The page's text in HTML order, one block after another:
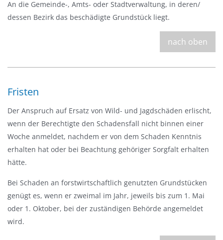
An die Gemeinde-, Amts- oder Stadtverwaltung, in deren/
dessen Bezirk das beschädigte Grundstück liegt.
nach oben
Fristen
Der Anspruch auf Ersatz von Wild- und Jagdschäden erlischt,
wenn der Berechtigte den Schadensfall nicht binnen einer
Woche anmeldet, nachdem er von dem Schaden Kenntnis
erhalten hat oder bei Beachtung gehöriger Sorgfalt erhalten
hätte.
Bei Schaden an forstwirtschaftlich genutzten Grundstücken
genügt es, wenn er zweimal im Jahr, jeweils bis zum 1. Mai
oder 1. Oktober, bei der zuständigen Behörde angemeldet
wird.